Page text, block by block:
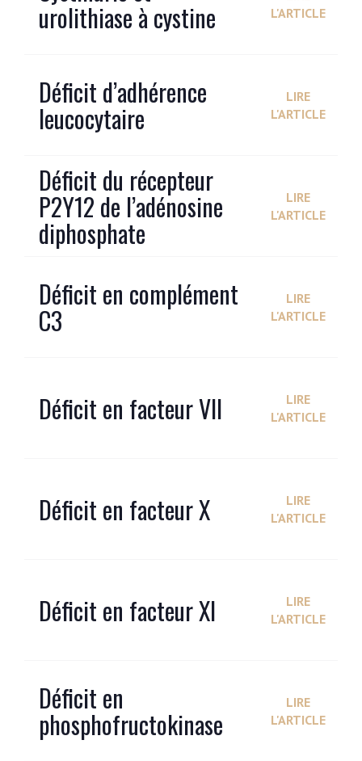
urolithiase à cystine
L'ARTICLE
Déficit d’adhérence
leucocytaire
LIRE
L'ARTICLE
Déficit du récepteur
P2Y12 de l’adénosine
diphosphate
LIRE
L'ARTICLE
Déficit en complément
C3
LIRE
L'ARTICLE
Déficit en facteur VII
LIRE
L'ARTICLE
Déficit en facteur X
LIRE
L'ARTICLE
Déficit en facteur XI
LIRE
L'ARTICLE
Déficit en
phosphofructokinase
LIRE
L'ARTICLE